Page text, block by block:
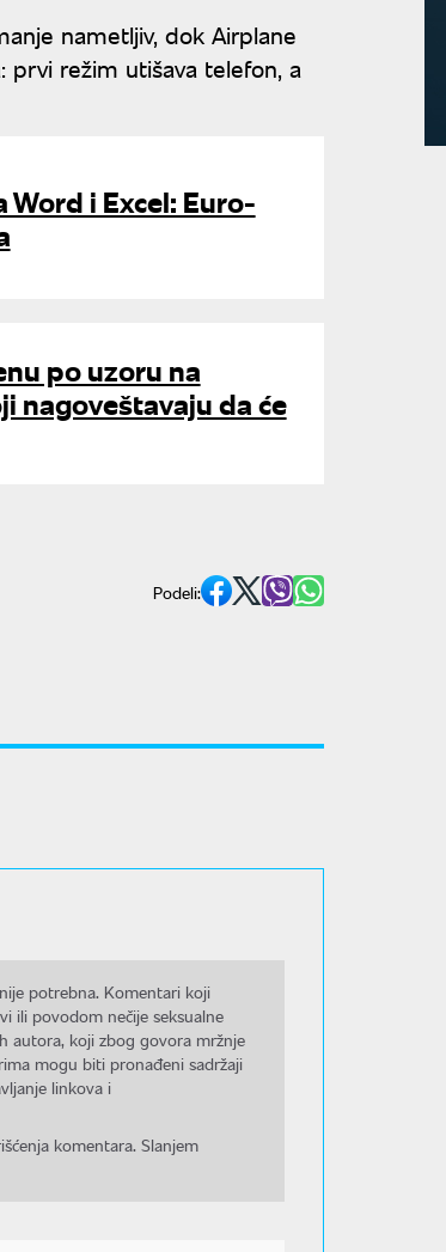
nametljiv, dok Airplane
prvi režim utišava telefon, a
i Excel: Euro-
po uzoru na
nagoveštavaju da će
Podeli:
potrebna. Komentari koji
ili povodom nečije seksualne
autora, koji zbog govora mržnje
mogu biti pronađeni sadržaji
linkova i
komentara. Slanjem